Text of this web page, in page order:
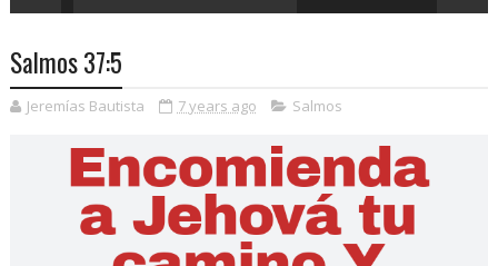
Salmos 37:5
Jeremías Bautista 7 years ago Salmos